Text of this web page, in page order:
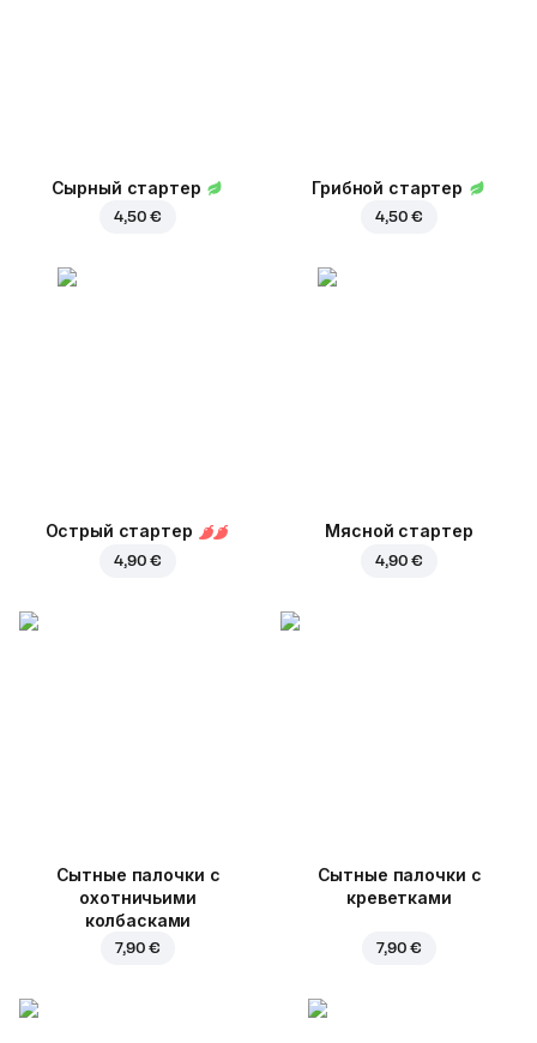
Сырный стартер
4,50 €
Грибной стартер
4,50 €
Острый стартер
4,90 €
Мясной стартер
4,90 €
Cытные палочки с
охотничьими
колбасками
7,90 €
Сытные палочки с
креветками
7,90 €